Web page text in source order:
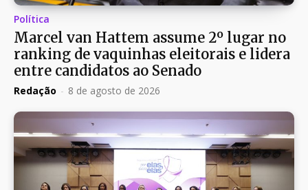
Política
Marcel van Hattem assume 2º lugar no
ranking de vaquinhas eleitorais e lidera
entre candidatos ao Senado
Redação - 8 de agosto de 2026